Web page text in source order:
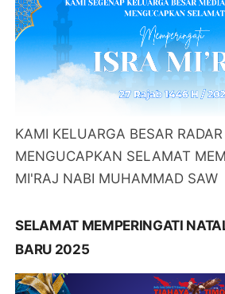
KAMI KELUARGA BESAR
MENGUCAPKAN SELAMAT
MI'RAJ NABI MUHAMMAD SAW
SELAMAT MEMPERINGATI
BARU 2025